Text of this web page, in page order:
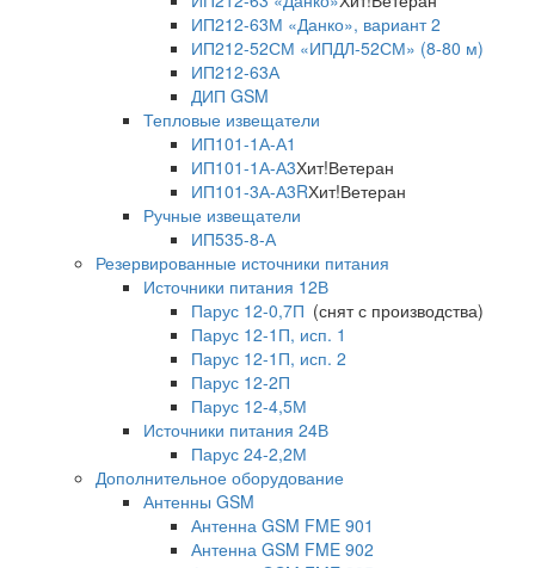
ИП212-63М «Данко», вариант 2
ИП212-52СМ «ИПДЛ-52СМ» (8-80 м)
ИП212-63А
ДИП GSM
Тепловые извещатели
ИП101-1А-А1
ИП101-1А-А3Хит!Ветеран
ИП101-3А-А3RХит!Ветеран
Ручные извещатели
ИП535-8-А
Резервированные источники питания
Источники питания 12В
Парус 12-0,7П (снят с производства)
Парус 12-1П, исп. 1
Парус 12-1П, исп. 2
Парус 12-2П
Парус 12-4,5М
Источники питания 24В
Парус 24-2,2М
Дополнительное оборудование
Антенны GSM
Антенна GSM FME 901
Антенна GSM FME 902